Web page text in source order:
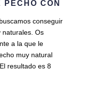
CON
conseguir
naturales. Os
a la que le
muy natural
resultado es 8